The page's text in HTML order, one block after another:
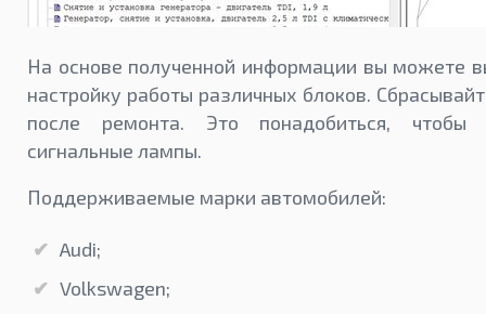
На основе полученной информации вы можете
настройку работы различных блоков.
после ремонта. Это понадобиться, чтобы
сигнальные лампы.
Поддерживаемые марки автомобилей:
Audi;
Volkswagen;